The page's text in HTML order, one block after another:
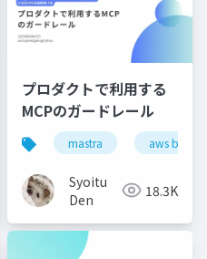
aimemory
プロダクトで利用する
MCPのガードレール
mastra aws
Syoitu
Den
18.3K